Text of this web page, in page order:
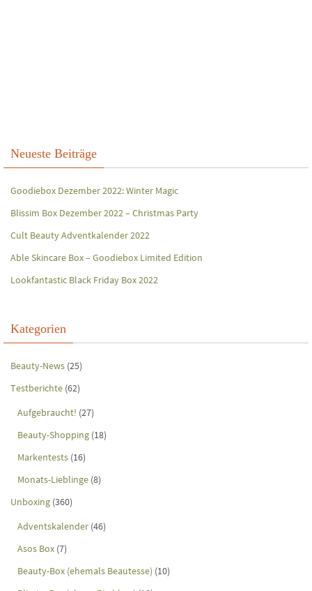
Neueste Beiträge
Goodiebox Dezember 2022: Winter Magic
Blissim Box Dezember 2022 – Christmas Party
Cult Beauty Adventkalender 2022
Able Skincare Box – Goodiebox Limited Edition
Lookfantastic Black Friday Box 2022
Kategorien
Beauty-News (25)
Testberichte (62)
Aufgebraucht! (27)
Beauty-Shopping (18)
Markentests (16)
Monats-Lieblinge (8)
Unboxing (360)
Adventskalender (46)
Asos Box (7)
Beauty-Box (ehemals Beautesse) (10)